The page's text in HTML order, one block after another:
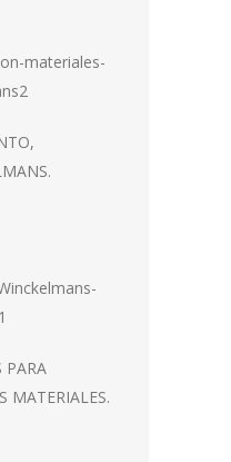
PARA
MATERIALES.